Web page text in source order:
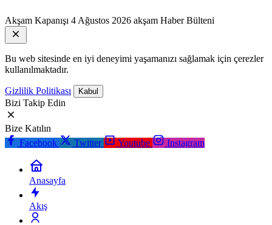
Akşam Kapanışı 4 Ağustos 2026 akşam Haber Bülteni
Bu web sitesinde en iyi deneyimi yaşamanızı sağlamak için çerezler
kullanılmaktadır.
Gizlilik Politikası Kabul
Bizi Takip Edin
Bize Katılın
Facebook
Twitter Youtube Instagram
Anasayfa
Akış